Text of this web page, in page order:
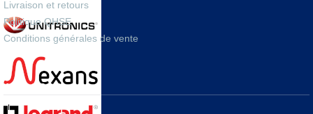
Livraison et retours
Politique QHSE
Conditions générales de vente
A PROPOS